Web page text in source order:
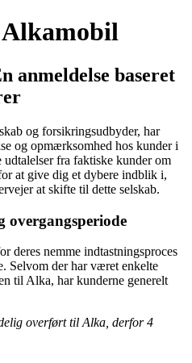
Alkamobil
anmeldelse baseret
og forsikringsudbyder, har
og opmærksomhed hos kunder i
fra faktiske kunder om
at give dig et dybere indblik i,
at skifte til dette selskab.
overgangsperiode
deres nemme indtastningsproces
Selvom der har været enkelte
til Alka, har kunderne generelt
overført til Alka, derfor 4